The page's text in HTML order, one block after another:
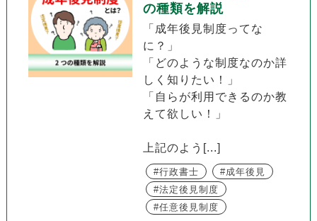
の種類を解説
「成年後見制度ってな
に？」
「どのような制度なのか詳
しく知りたい！」
「自らが利用できるのか教
えて欲しい！」
上記のよう[...]
行政書士
成年後見
法定後見制度
任意後見制度